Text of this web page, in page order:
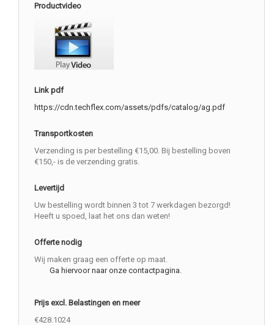
Productvideo
Link pdf
https://cdn.techflex.com/assets/pdfs/catalog/ag.pdf
Transportkosten
Verzending is per bestelling €15,00. Bij bestelling boven
€150,- is de verzending gratis.
Levertijd
Uw bestelling wordt binnen 3 tot 7 werkdagen bezorgd!
Heeft u spoed, laat het ons dan weten!
Offerte nodig
Wij maken graag een offerte op maat.
Ga hiervoor naar onze contactpagina.
Prijs excl. Belastingen en meer
€428.1024